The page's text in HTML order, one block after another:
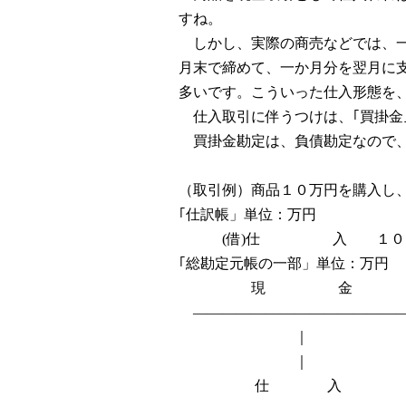
すね。
しかし、実際の商売などでは、
月末で締めて、一か月分を翌月に
多いです。こういった仕入形態を
仕入取引に伴うつけは、｢買掛
買掛金勘定は、負債勘定なので
（取引例）商品１０万円を購入し
｢仕訳帳」単位：万円
(借)仕 入 １０
｢総勘定元帳の一部」単位：万円
現 金
仕 入